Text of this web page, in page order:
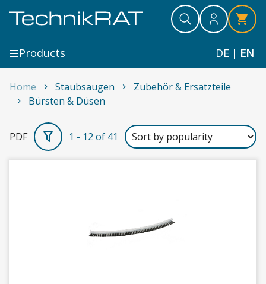
Search
Search
Search
DE | EN
Products
Home Staubsaugen
Zubehör & Ersatzteile
Bürsten & Düsen
Bürsten & Düsen
PDF 1 - 12 of 41